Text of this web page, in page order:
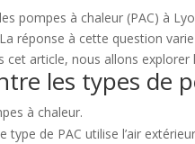
pompes à chaleur (PAC) à
réponse à cette question
article, nous allons
les types de
à chaleur.
type de PAC utilise l’air